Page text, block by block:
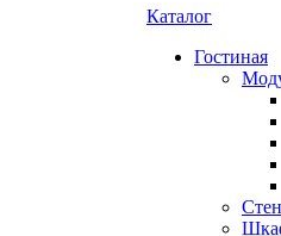
Каталог
Гостиная